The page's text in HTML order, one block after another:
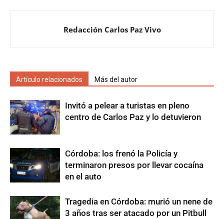
Redacción Carlos Paz Vivo
Artículo relacionados Más del autor
Invitó a pelear a turistas en pleno
centro de Carlos Paz y lo detuvieron
Córdoba: los frenó la Policía y
terminaron presos por llevar cocaína
en el auto
Tragedia en Córdoba: murió un nene de
3 años tras ser atacado por un Pitbull